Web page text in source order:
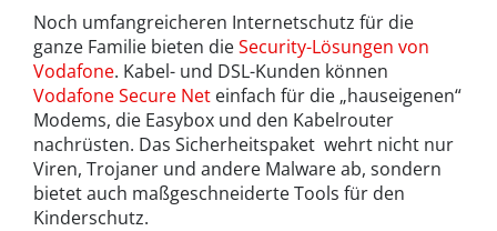
Noch umfangreicheren Internetschutz für die
ganze Familie bieten dieSecurity-Lösungen von
Vodafone. Kabel- und DSL-Kunden können
Vodafone Secure Net einfach für die „hauseigenen“
Modems, die Easybox und den Kabelrouter
nachrüsten. Das Sicherheitspaket wehrt nicht nur
Viren, Trojaner und andere Malware ab, sondern
bietet auch maßgeschneiderte Tools für den
Kinderschutz.